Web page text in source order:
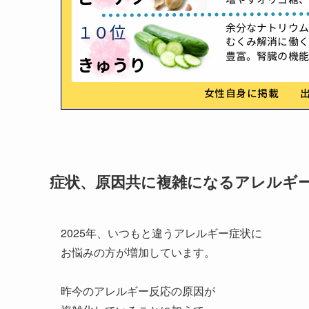
症状、原因共に複雑になるアレルギ
2025年、いつもと違うアレルギー症状に
お悩みの方が増加しています。
昨今のアレルギー反応の原因が